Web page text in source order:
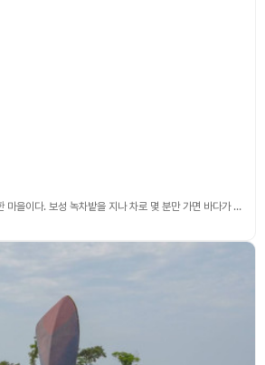
군학마을은 보성군 끝에 위치한 마을이다. 보성 녹차밭을 지나 차로 몇 분만 가면 바다가 보이는데, 그 해안가를 따라가면 군학마을이 나온다. 1597년 8월 17일 삼도수군통제사 이순신 장군이 바다로 출항한 곳이 보성 회천면 군학 군영구미이다. 조선 세종 때 이곳에 수군만호진이 개설됨으로써 군영구미라 불러오다가 그 후 구미영성에 이어 현재는 군학이라 부르게 되었다고 한다. 조선 수군의 깃발을 휘날린 곳이라는 이유로 휘리라고 하였다. 그 뒤 흰 군사들의 깃